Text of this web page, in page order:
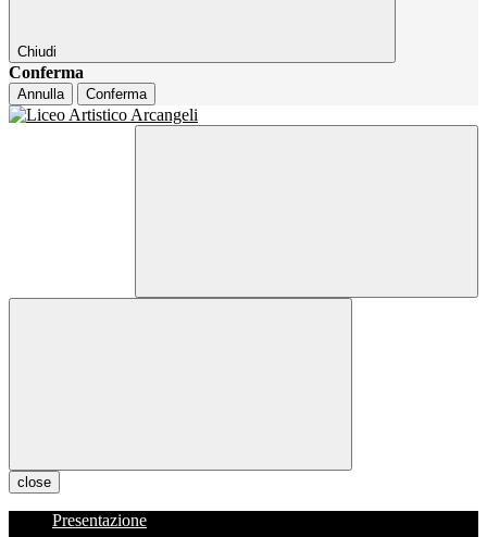
Chiudi
Conferma
Annulla Conferma
close
Presentazione